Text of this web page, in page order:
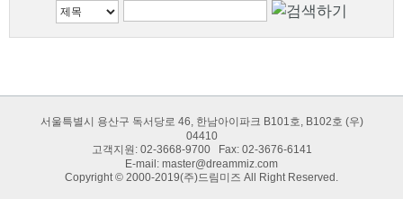
서울특별시 용산구 독서당로 46, 한남아이파크 B101호, B102호 (우)
04410
고객지원: 02-3668-9700 Fax: 02-3676-6141
E-mail: master@dreammiz.com
Copyright © 2000-2019(주)드림미즈 All Right Reserved.